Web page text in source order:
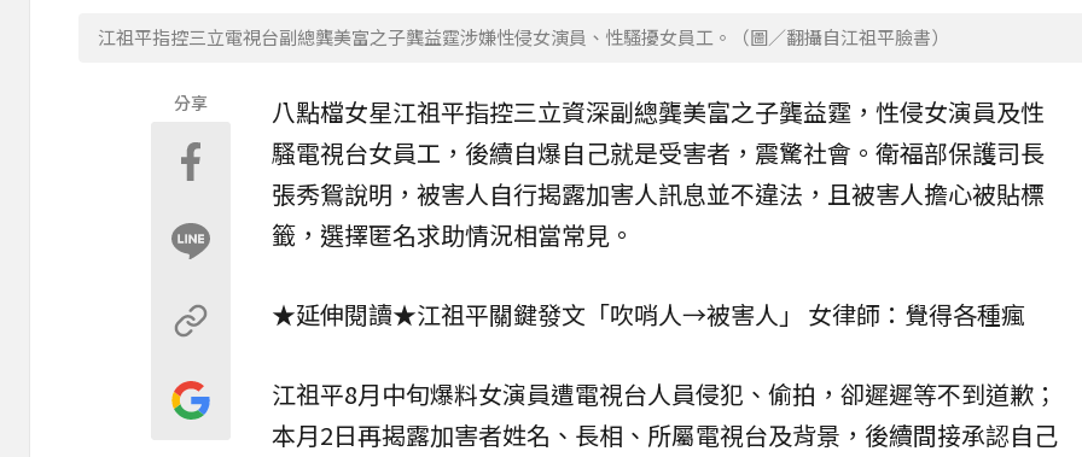
江祖平指控三立電視台副總龔美富之子龔益霆涉嫌性侵女演員、性騷擾女員工。（圖／翻攝自江祖平臉書）
分享 八點檔女星江祖平指控三立資深副總龔美富之子龔益霆 ，性侵女演員及性
騷電視台女員工，後續自爆自己就是受害者，震驚社會。衛福部保護司長
張秀鴛說明，被害人自行揭露加害人訊息並不違法，且被害人擔心被貼標
籤，選擇匿名求助情況相當常見。
★延伸閱讀★江祖平關鍵發文「吹哨人→被害人」 女律師：覺得各種瘋
江祖平8月中旬爆料女演員遭電視台人員侵犯、偷拍，卻遲遲等不到道歉；
本月2日再揭露加害者姓名、長相、所屬電視台及背景，後續間接承認自己